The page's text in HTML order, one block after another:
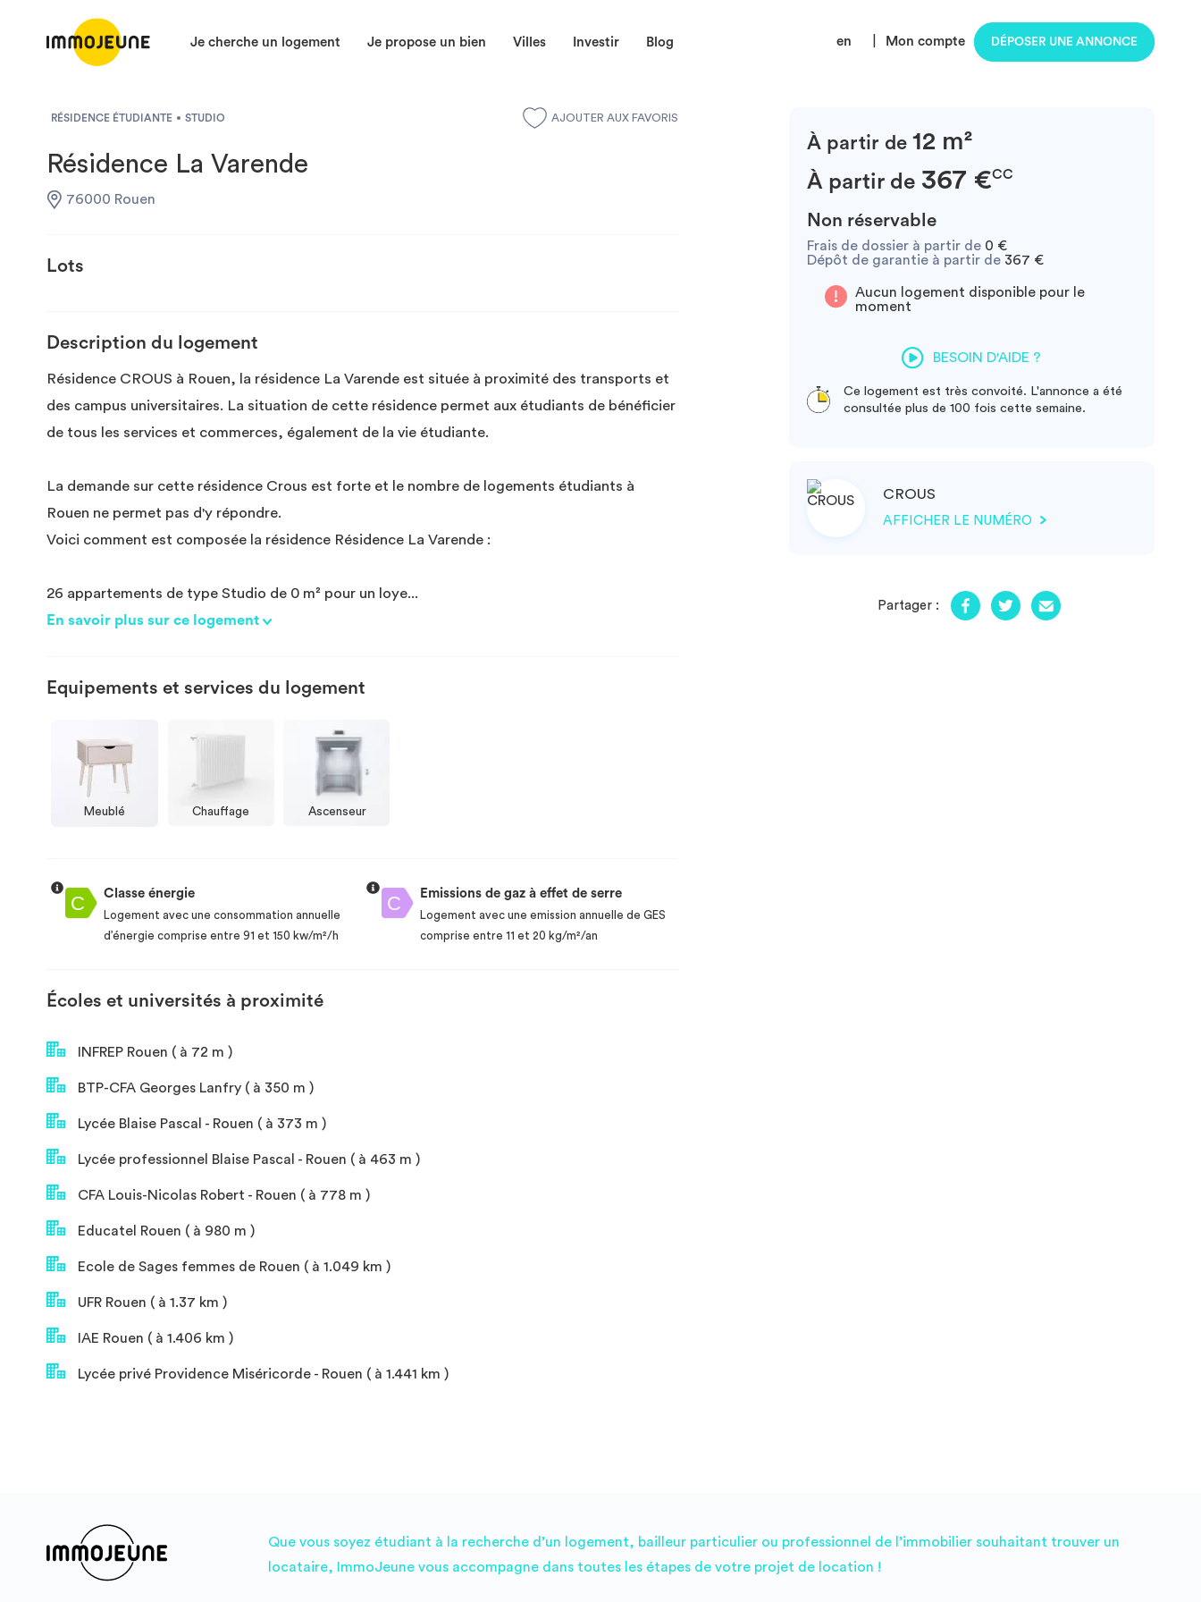
Je cherche un logement Je propose un bien Villes Investir Blog en Mon compte DÉPOSER UNE ANNONCE
RÉSIDENCE ÉTUDIANTE STUDIO AJOUTER AUX FAVORIS
Résidence La Varende
76000 Rouen
Lots
Description du logement
Résidence CROUS à Rouen, la résidence La Varende est située à proximité des transports et
des campus universitaires. La situation de cette résidence permet aux étudiants de bénéficier
de tous les services et commerces, également de la vie étudiante.
La demande sur cette résidence Crous est forte et le nombre de logements étudiants à
Rouen ne permet pas d'y répondre.
Voici comment est composée la résidence Résidence La Varende :
26 appartements de type Studio de 0 m² pour un loye...
En savoir plus sur ce logement
Equipements et services du logement
Meublé Chauffage Ascenseur
Classe énergie
Logement avec une consommation annuelle
d’énergie comprise entre 91 et 150 kw/m²/h
Emissions de gaz à effet de serre
Logement avec une emission annuelle de GES
comprise entre 11 et 20 kg/m²/an
Écoles et universités à proximité
INFREP Rouen ( à 72 m )
BTP-CFA Georges Lanfry ( à 350 m )
Lycée Blaise Pascal - Rouen ( à 373 m )
Lycée professionnel Blaise Pascal - Rouen ( à 463 m )
CFA Louis-Nicolas Robert - Rouen ( à 778 m )
Educatel Rouen ( à 980 m )
Ecole de Sages femmes de Rouen ( à 1.049 km )
UFR Rouen ( à 1.37 km )
IAE Rouen ( à 1.406 km )
Lycée privé Providence Miséricorde - Rouen ( à 1.441 km )
À partir de 12 m²
À partir de 367 €CC
Non réservable
Frais de dossier à partir de 0 €
Dépôt de garantie à partir de 367 €
Aucun logement disponible pour le
moment
BESOIN D'AIDE ?
Ce logement est très convoité. L'annonce a été
consultée plus de 100 fois cette semaine.
CROUS
AFFICHER LE NUMÉRO
Partager :
Que vous soyez étudiant à la recherche d’un logement, bailleur particulier ou professionnel de l’immobilier souhaitant trouver un
locataire, ImmoJeune vous accompagne dans toutes les étapes de votre projet de location !